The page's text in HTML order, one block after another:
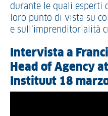
durante le quali esperti
loro punto di vista su
e sull’imprenditorialità
Intervista a
Head of Agency
Instituut 18